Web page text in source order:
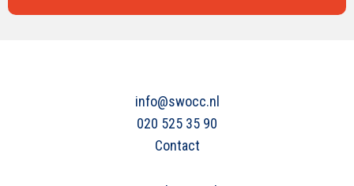
info@swocc.nl
020 525 35 90
Contact